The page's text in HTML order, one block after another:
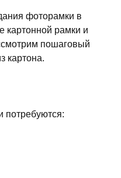
фоторамки в
картонной рамки и
пошаговый
картона.
потребуются: